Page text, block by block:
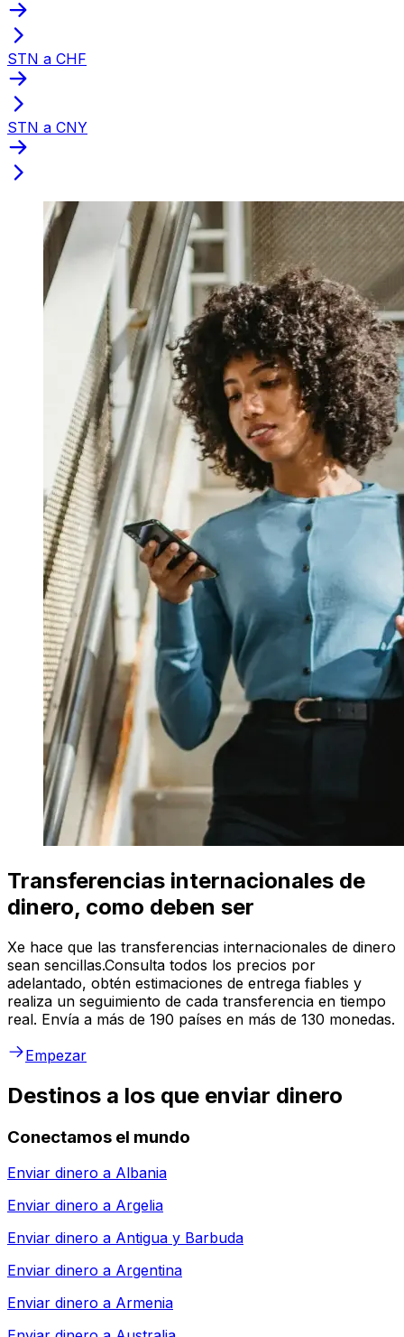
STN a CHF
STN a CNY
Transferencias internacionales de
dinero, como deben ser
Xe hace que las transferencias internacionales de dinero
sean sencillas.Consulta todos los precios por
adelantado, obtén estimaciones de entrega fiables y
realiza un seguimiento de cada transferencia en tiempo
real. Envía a más de 190 países en más de 130 monedas.
Empezar
Destinos a los que enviar dinero
Conectamos el mundo
Enviar dinero a Albania
Enviar dinero a Argelia
Enviar dinero a Antigua y Barbuda
Enviar dinero a Argentina
Enviar dinero a Armenia